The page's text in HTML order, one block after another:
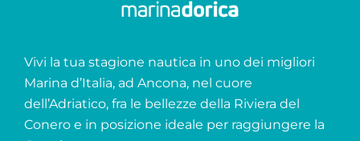
Vivi la tua stagione nautica in uno dei migliori
Marina d’Italia, ad Ancona, nel cuore
dell’Adriatico, fra le bellezze della Riviera del
Conero e in posizione ideale per raggiungere la